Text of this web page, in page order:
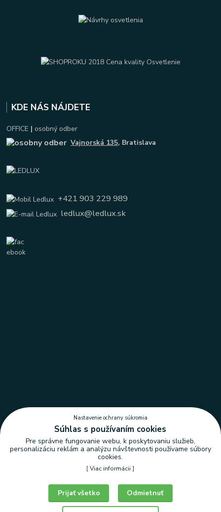
KDE NÁS NÁJDETE
OFFICE | osobný odber
Vajnorská 135, Bratislava
+421 903 229 989
ledlux@ledlux.sk
Nastavenie ochrany súkromia
Nastavenie ochrany súkromia
Súhlas s používaním cookies
Pre správne fungovanie webu, k poskytovaniu služieb,
personalizáciu reklám a analýzu návštevnosti používame súbory
cookies.
[Viac informácii ]
Odmietnuť
Prijať všetko